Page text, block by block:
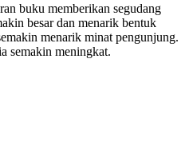
buku memberikan segudang
besar dan menarik bentuk
menarik minat pengunjung.
semakin meningkat.